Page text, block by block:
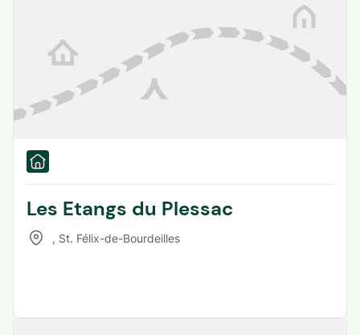
Les Etangs du Plessac
, St. Félix-de-Bourdeilles